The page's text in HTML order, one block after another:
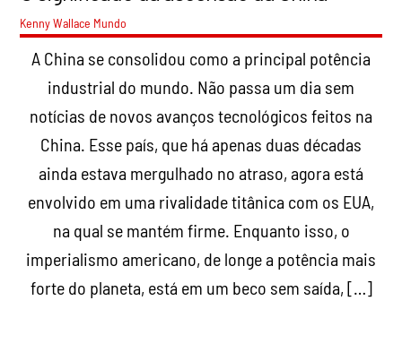
Kenny Wallace Mundo
A China se consolidou como a principal potência
industrial do mundo. Não passa um dia sem
notícias de novos avanços tecnológicos feitos na
China. Esse país, que há apenas duas décadas
ainda estava mergulhado no atraso, agora está
envolvido em uma rivalidade titânica com os EUA,
na qual se mantém firme. Enquanto isso, o
imperialismo americano, de longe a potência mais
forte do planeta, está em um beco sem saída, […]